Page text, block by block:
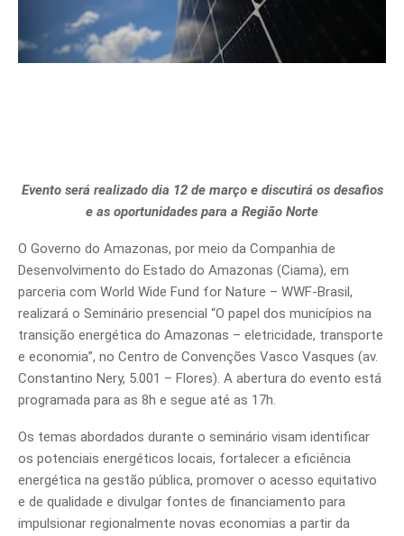
Evento será realizado dia 12 de março e discutirá os desafios
e as oportunidades para a Região Norte
O Governo do Amazonas, por meio da Companhia de
Desenvolvimento do Estado do Amazonas (Ciama), em
parceria com World Wide Fund for Nature – WWF-Brasil,
realizará o Seminário presencial “O papel dos municípios na
transição energética do Amazonas – eletricidade, transporte
e economia”, no Centro de Convenções Vasco Vasques (av.
Constantino Nery, 5.001 – Flores). A abertura do evento está
programada para as 8h e segue até as 17h.
Os temas abordados durante o seminário visam identificar
os potenciais energéticos locais, fortalecer a eficiência
energética na gestão pública, promover o acesso equitativo
e de qualidade e divulgar fontes de financiamento para
impulsionar regionalmente novas economias a partir da